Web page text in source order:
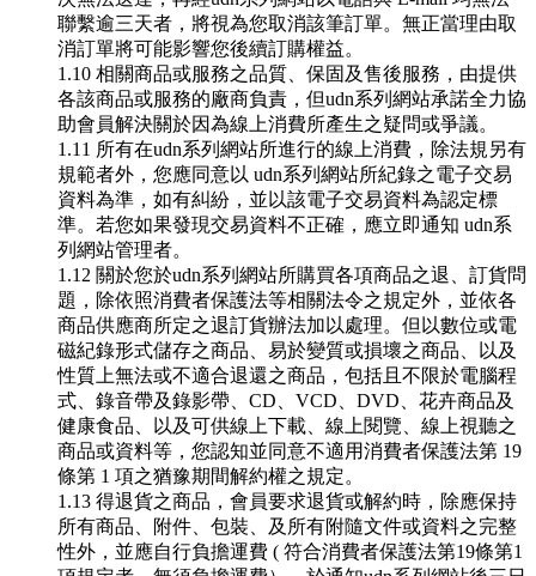
聯繫逾三天者，將視為您取消該筆訂單。無正當理由取
消訂單將可能影響您後續訂購權益。
1.10 相關商品或服務之品質、保固及售後服務，由提供
各該商品或服務的廠商負責，但udn系列網站承諾全力協
助會員解決關於因為線上消費所產生之疑問或爭議。
1.11 所有在udn系列網站所進行的線上消費，除法規另有
規範者外，您應同意以 udn系列網站所紀錄之電子交易
資料為準，如有糾紛，並以該電子交易資料為認定標
準。若您如果發現交易資料不正確，應立即通知 udn系
列網站管理者。
1.12 關於您於udn系列網站所購買各項商品之退、訂貨問
題，除依照消費者保護法等相關法令之規定外，並依各
商品供應商所定之退訂貨辦法加以處理。但以數位或電
磁紀錄形式儲存之商品、易於變質或損壞之商品、以及
性質上無法或不適合退還之商品，包括且不限於電腦程
式、錄音帶及錄影帶、CD、VCD、DVD、花卉商品及
健康食品、以及可供線上下載、線上閱覽、線上視聽之
商品或資料等，您認知並同意不適用消費者保護法第 19
條第 1 項之猶豫期間解約權之規定。
1.13 得退貨之商品，會員要求退貨或解約時，除應保持
所有商品、附件、包裝、及所有附隨文件或資料之完整
性外，並應自行負擔運費 ( 符合消費者保護法第19條第1